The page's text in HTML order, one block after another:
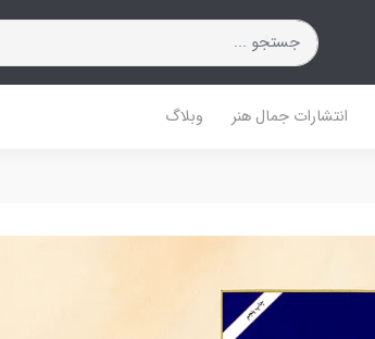
انتشارات جمال هنر وبلاگ